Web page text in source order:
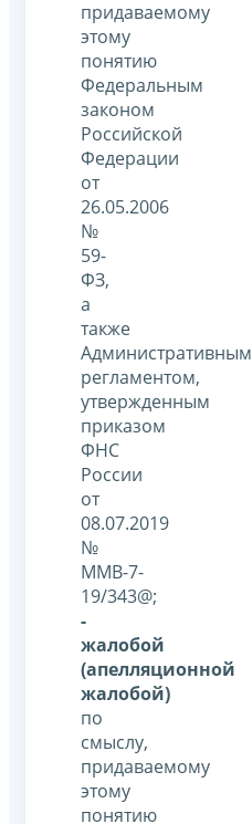
придаваемому
этому
понятию
Федеральным
законом
Российской
Федерации
от
26.05.2006
№
59-
ФЗ,
а
также
Административным
регламентом,
утвержденным
приказом
ФНС
России
от
08.07.2019
№
ММВ-7-
19/343@;
-
жалобой
(апелляционной
жалобой)
по
смыслу,
придаваемому
этому
понятию